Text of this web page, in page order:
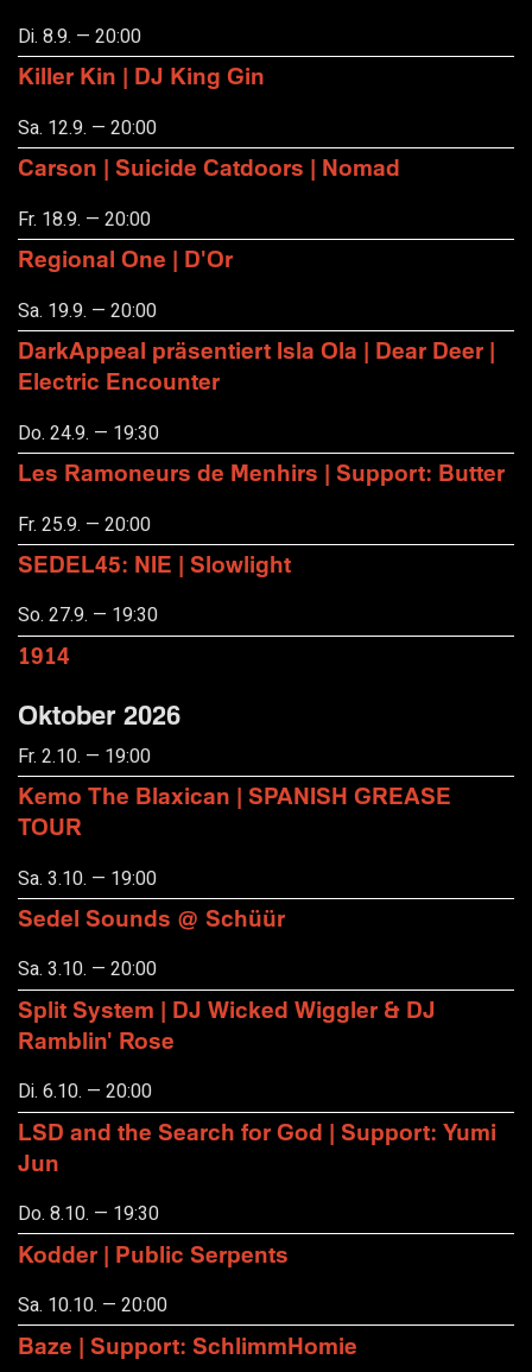
Di. 8.9. — 20:00
Killer Kin | DJ King Gin
Sa. 12.9. — 20:00
Carson | Suicide Catdoors | Nomad
Fr. 18.9. — 20:00
Regional One | D'Or
Sa. 19.9. — 20:00
DarkAppeal präsentiert Isla Ola | Dear Deer |
Electric Encounter
Do. 24.9. — 19:30
Les Ramoneurs de Menhirs | Support: Butter
Fr. 25.9. — 20:00
SEDEL45: NIE | Slowlight
So. 27.9. — 19:30
1914
Oktober 2026
Fr. 2.10. — 19:00
Kemo The Blaxican | SPANISH GREASE
TOUR
Sa. 3.10. — 19:00
Sedel Sounds @ Schüür
Sa. 3.10. — 20:00
Split System | DJ Wicked Wiggler & DJ
Ramblin' Rose
Di. 6.10. — 20:00
LSD and the Search for God | Support: Yumi
Jun
Do. 8.10. — 19:30
Kodder | Public Serpents
Sa. 10.10. — 20:00
Baze | Support: SchlimmHomie